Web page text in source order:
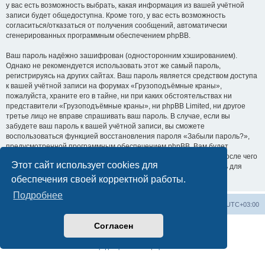
Этот сайт использует cookies для
обеспечения своей корректной работы.
Подробнее
Согласен
у вас есть возможность выбрать, какая информация из вашей учётной
записи будет общедоступна. Кроме того, у вас есть возможность
согласиться/отказаться от получения сообщений, автоматически
сгенерированных программным обеспечением phpBB.
Ваш пароль надёжно зашифрован (односторонним хэшированием).
Однако не рекомендуется использовать этот же самый пароль,
регистрируясь на других сайтах. Ваш пароль является средством доступа
к вашей учётной записи на форумах «Грузоподъёмные краны»,
пожалуйста, храните его в тайне, ни при каких обстоятельствах ни
представители «Грузоподъёмные краны», ни phpBB Limited, ни другое
третье лицо не вправе спрашивать ваш пароль. В случае, если вы
забудете ваш пароль к вашей учётной записи, вы сможете
воспользоваться функцией восстановления пароля «Забыли пароль?»,
предусмотренной программным обеспечением phpBB. Вам будет
необходимо ввести ваше имя пользователя и ваш адрес email, после чего
программное обеспечение phpBB сгенерирует вам новый пароль для
вашей учётной записи.
UTC+03:00
Создано на основеphpBB® Forum Software © phpBB Limited
Русская поддержка phpBB